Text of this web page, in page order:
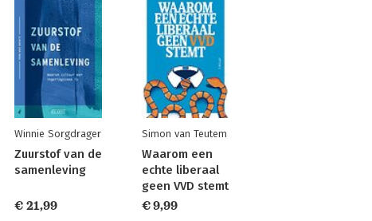
Winnie Sorgdrager
Zuurstof van de
samenleving
€ 21,99
Simon van Teutem
Waarom een
echte liberaal
geen VVD stemt
€ 9,99